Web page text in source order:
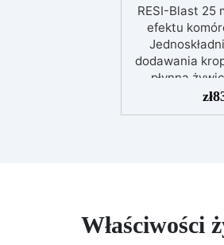
RESI-Blast 25
efektu
dodawania
płynną
warstwami,
niesamowity
komórkowe
zł
Właściwości